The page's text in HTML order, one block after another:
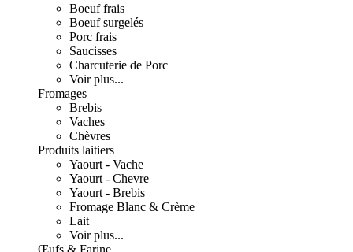
Boeuf frais
Boeuf surgelés
Porc frais
Saucisses
Charcuterie de Porc
Voir plus...
Fromages
Brebis
Vaches
Chèvres
Produits laitiers
Yaourt - Vache
Yaourt - Chevre
Yaourt - Brebis
Fromage Blanc & Crème
Lait
Voir plus...
Œufs & Farine